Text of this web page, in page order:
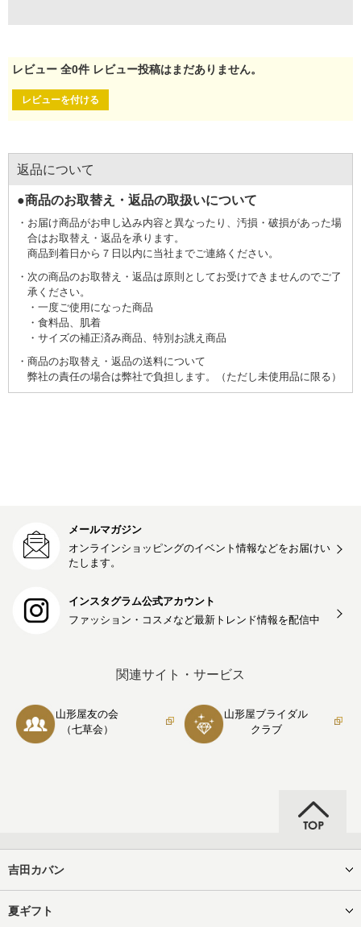
レビュー 全0件 レビュー投稿はまだありません。
レビューを付ける
返品について
●商品のお取替え・返品の取扱いについて
お届け商品がお申し込み内容と異なったり、汚損・破損があった場
合はお取替え・返品を承ります。
商品到着日から７日以内に当社までご連絡ください。
次の商品のお取替え・返品は原則としてお受けできませんのでご了
承ください。
一度ご使用になった商品
食料品、肌着
サイズの補正済み商品、特別お誂え商品
商品のお取替え・返品の送料について
弊社の責任の場合は弊社で負担します。（ただし未使用品に限る）
メールマガジン
オンラインショッピングのイベント情報などをお届けい
たします。
インスタグラム公式アカウント
ファッション・コスメなど最新トレンド情報を配信中
関連サイト・サービス
山形屋友の会
（七草会）
山形屋ブライダル
クラブ
吉田カバン
夏ギフト